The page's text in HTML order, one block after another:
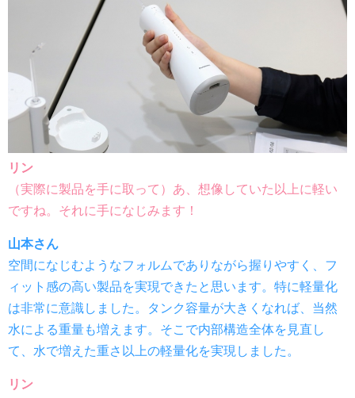
リン
（実際に製品を手に取って）あ、想像していた以上に軽い
ですね。それに手になじみます！
山本さん
空間になじむようなフォルムでありながら握りやすく、フ
ィット感の高い製品を実現できたと思います。特に軽量化
は非常に意識しました。タンク容量が大きくなれば、当然
水による重量も増えます。そこで内部構造全体を見直し
て、水で増えた重さ以上の軽量化を実現しました。
リン